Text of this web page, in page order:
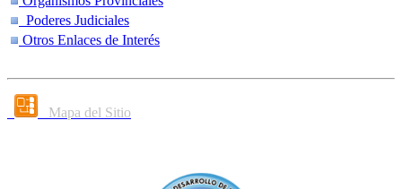
Poderes Judiciales
Otros Enlaces de Interés
Mapa del Sitio